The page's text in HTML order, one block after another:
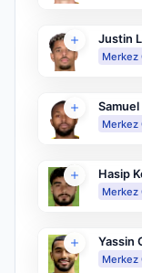
Justin
Merkez
Merkez
Hasip
Merkez
Yassin
Merkez